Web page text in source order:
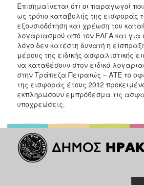
Κέντρο
Οικογένειας
ΤΟΠΟΣ
ΠΟΛΙΤΙΣΜΟΣ
ΑΝΘΕΚΤΙΚΗ
Επισημαίνεται ότι οι παραγωγοί
ως τρόπο καταβολής της εισφοράς
εξουσιοδότηση και χρέωση του
λογαριασμού από τον ΕΛΓΑ και για
λόγο δεν κατέστη δυνατή η
μέρους της ειδικής ασφαλιστικής
να καταθέσουν στον ειδικό
στην Τράπεζα Πειραιώς – ΑΤΕ το
της εισφοράς έτους 2012
εκπληρώσουν εμπρόθεσμα τις
υποχρεώσεις.